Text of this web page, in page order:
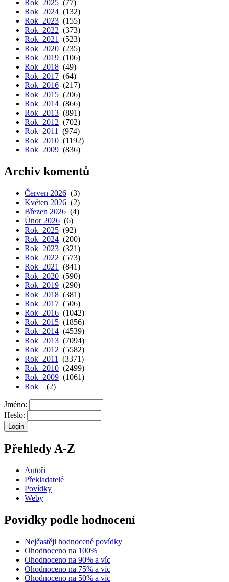
Rok 2025 (77)
Rok 2024 (132)
Rok 2023 (155)
Rok 2022 (373)
Rok 2021
(523)
Rok 2020 (235)
Rok 2019 (106)
Rok 2018 (49)
Rok 2017 (64)
Rok 2016 (217)
Rok 2015 (206)
Rok 2014 (866)
Rok 2013 (891)
Rok 2012 (702)
Rok 2011
(974)
Rok 2010 (1192)
Rok 2009 (836)
Archiv komentů
Červen 2026 (3)
Květen 2026 (2)
Březen 2026 (4)
Únor 2026 (6)
Rok 2025 (92)
Rok 2024 (200)
Rok 2023 (321)
Rok 2022 (573)
Rok 2021
(841)
Rok 2020 (590)
Rok 2019 (290)
Rok 2018 (381)
Rok 2017 (506)
Rok 2016 (1042)
Rok 2015 (1856)
Rok 2014 (4539)
Rok 2013 (7094)
Rok 2012 (5582)
Rok 2011
(3371)
Rok 2010 (2499)
Rok 2009 (1061)
Rok
(2)
Jméno:
Heslo:
Přehledy A-Z
Autoři
Překladatelé
Povídky
Weby
Povídky podle hodnocení
Nejčastěji hodnocené povídky
Ohodnoceno na 100%
Ohodnoceno na 90% a víc
Ohodnoceno na 75% a víc
Ohodnoceno na 50% a víc